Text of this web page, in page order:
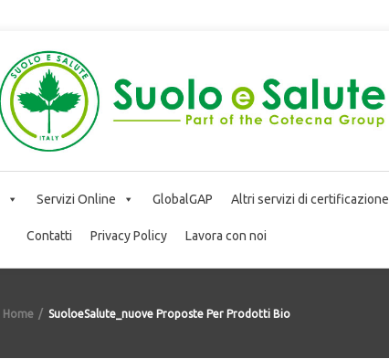
Servizi Online GlobalGAP Altri servizi di certificazione
Contatti Privacy Policy Lavora con noi
Home SuoloeSalute_nuove Proposte Per Prodotti Bio